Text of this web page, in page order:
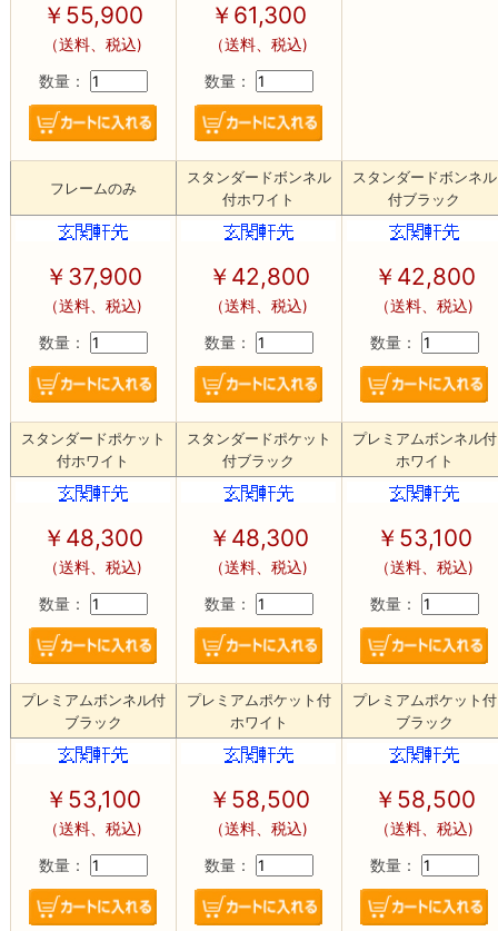
￥55,900
（送料、税込)
数量：
￥61,300
（送料、税込)
数量：
フレームのみ
スタンダードボンネル
付ホワイト
スタンダードボンネル
付ブラック
￥37,900
（送料、税込)
数量：
￥42,800
（送料、税込)
数量：
￥42,800
（送料、税込)
数量：
スタンダードポケット
付ホワイト
スタンダードポケット
付ブラック
プレミアムボンネル付
ホワイト
￥48,300
（送料、税込)
数量：
￥48,300
（送料、税込)
数量：
￥53,100
（送料、税込)
数量：
プレミアムボンネル付
ブラック
プレミアムポケット付
ホワイト
プレミアムポケット付
ブラック
￥53,100
（送料、税込)
数量：
￥58,500
（送料、税込)
数量：
￥58,500
（送料、税込)
数量：